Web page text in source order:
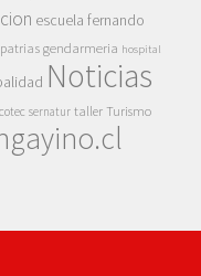
escuela fernando
gendarmeria hospital
Noticias
sernatur taller Turismo